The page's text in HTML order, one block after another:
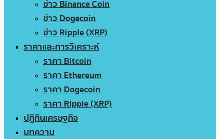
ข่าว Binance Coin
ข่าว Dogecoin
ข่าว Ripple (XRP)
ราคาและการวิเคราะห์
ราคา Bitcoin
ราคา Ethereum
ราคา Dogecoin
ราคา Ripple (XRP)
ปฏิทินเศรษฐกิจ
บทความ